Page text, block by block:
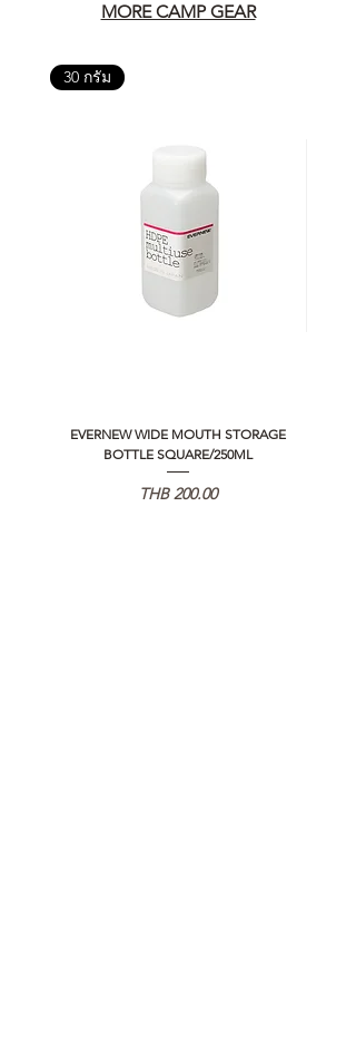
MORE CAMP GEAR
30 กรัม
EVERNEW WIDE MOUTH STORAGE
BOTTLE SQUARE/250ML
Price
THB 200.00